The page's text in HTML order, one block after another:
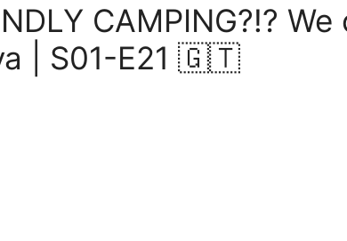
CAMPING?!? We
| S01-E21 🇬🇹